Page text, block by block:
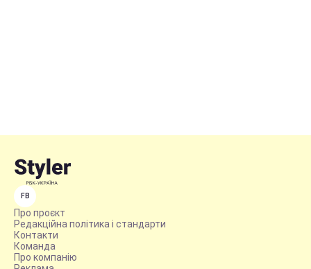
FB
Про проєкт
Редакційна політика і стандарти
Контакти
Команда
Про компанію